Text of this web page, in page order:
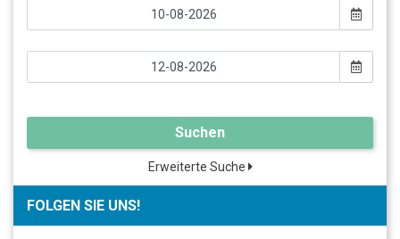
Suchen
Erweiterte Suche
FOLGEN SIE UNS!